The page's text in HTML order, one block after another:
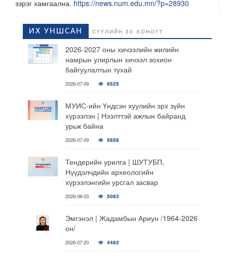
зэрэг хамгаална. https://news.num.edu.mn/?p=28930
ИХ УНШСАН СҮҮЛИЙН 30 ХОНОГТ
2026-2027 оны хичээлийн жилийн
намрын улирлын хичээл зохион
байгуулалтын тухай
2026-07-09 9525
МУИС-ийн Үндсэн хуулийн эрх зүйн
хүрээлэн | Нээлттэй ажлын байранд
урьж байна
2026-07-09 5858
Тендерийн урилга | ШУТУБП,
Нүүдэлчдийн археологийн
хүрээлэнгийн урсгал засвар
2026-08-03 5083
Эмгэнэл | Жадамбын Ариун /1964-2026
он/
2026-07-20 4482